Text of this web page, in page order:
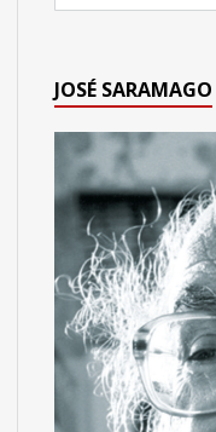
JOSÉ SARAMAGO